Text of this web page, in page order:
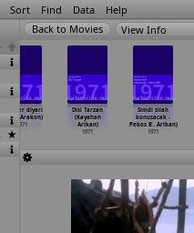
Sort Find Data Help
View Info
Sahinler diyari
(Ilhan Arakon)
1971
Disi Tarzan
(Kayahan
Arikan)
1971
Simdi silah
konusacak -
Pekos B…Arikan)
1971